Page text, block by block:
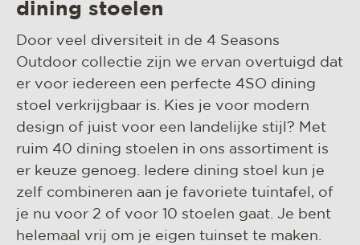
dining stoelen
Door veel diversiteit in de 4 Seasons
Outdoor collectie zijn we ervan overtuigd dat
er voor iedereen een perfecte 4SO dining
stoel verkrijgbaar is. Kies je voor modern
design of juist voor een landelijke stijl? Met
ruim 40 dining stoelen in ons assortiment is
er keuze genoeg. Iedere dining stoel kun je
zelf combineren aan je favoriete tuintafel, of
je nu voor 2 of voor 10 stoelen gaat. Je bent
helemaal vrij om je eigen tuinset te maken.